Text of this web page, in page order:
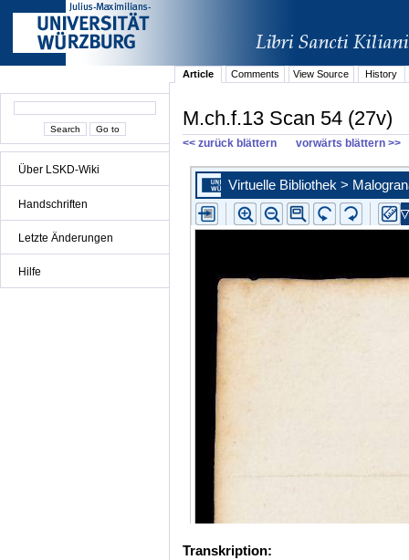
Über LSKD-Wiki
Handschriften
Letzte Änderungen
Hilfe
Article Comments View Source History
M.ch.f.13 Scan 54 (27v)
<< zurück blättern vorwärts blättern >>
Transkription: